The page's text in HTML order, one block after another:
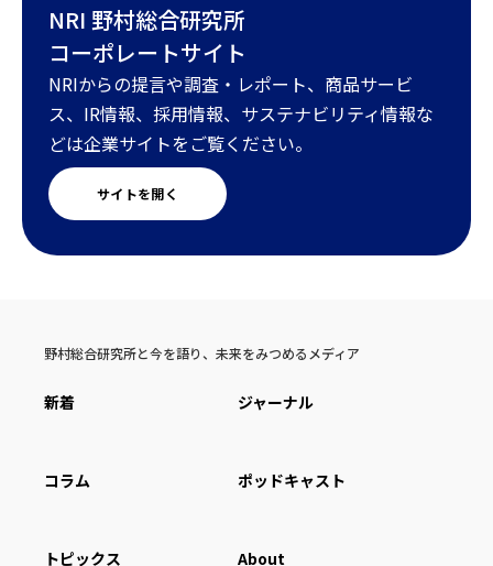
NRI 野村総合研究所
コーポレートサイト
NRIからの提言や調査・レポート、商品サービ
ス、IR情報、採用情報、サステナビリティ情報な
どは企業サイトをご覧ください。
サイトを開く
野村総合研究所と今を語り、未来をみつめるメディア
新着 ジャーナル
コラム ポッドキャスト
トピックス About